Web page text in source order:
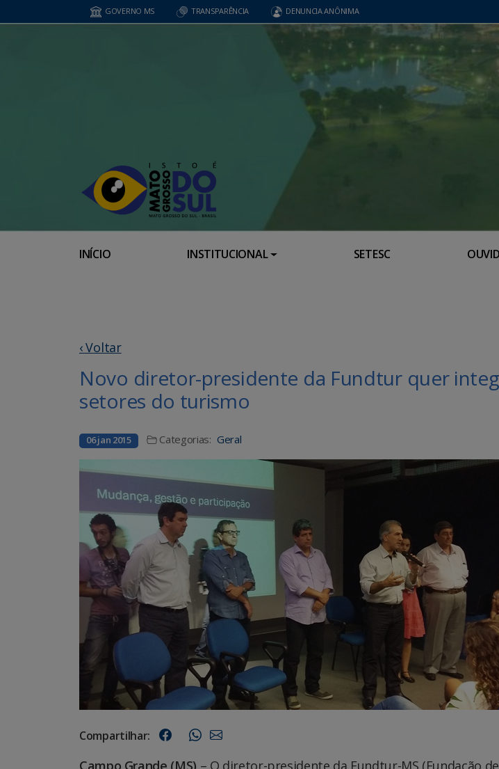
GOVERNO MS TRANSPARÊNCIA DENUNCIA ANÔNIMA
INÍCIO INSTITUCIONAL SETESC
‹ Voltar
Novo diretor-presidente da Fundtur quer
setores do turismo
06 jan 2015 Categorias: Geral
Compartilhar:
Campo Grande (MS) – O diretor-presidente da Fundtur-MS (Fundação